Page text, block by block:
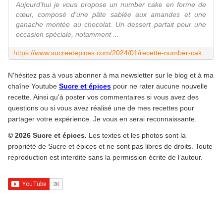
Aujourd'hui je vous propose un number cake en forme de
cœur, composé d'une pâte sablée aux amandes et une
ganache montée au chocolat. Un dessert parfait pour une
occasion spéciale, notamment ...
N'hésitez pas à vous abonner à ma newsletter sur le blog et à ma
chaîne Youtube Sucre et épices pour ne rater aucune nouvelle
recette. Ainsi qu'à poster vos commentaires si vous avez des
questions ou si vous avez réalisé une de mes recettes pour
partager votre expérience. Je vous en serai reconnaissante.
© 2026 Sucre et épices. Les textes et les photos sont la
propriété de Sucre et épices et ne sont pas libres de droits. Toute
reproduction est interdite sans la permission écrite de l’auteur.